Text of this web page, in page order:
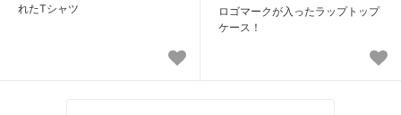
れたTシャツ
ロゴマークが入ったラップトップ
ケース！